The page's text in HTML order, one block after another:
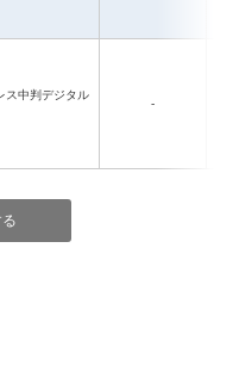
-